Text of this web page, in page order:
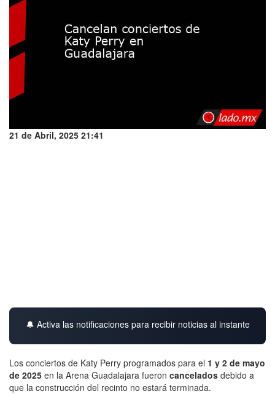
21 de Abril, 2025 21:41
🔔 Activa las notificaciones para recibir noticias al instante
Los conciertos de Katy Perry programados para el 1 y 2 de mayo
de 2025 en la Arena Guadalajara fueron cancelados debido a
que la construcción del recinto no estará terminada.